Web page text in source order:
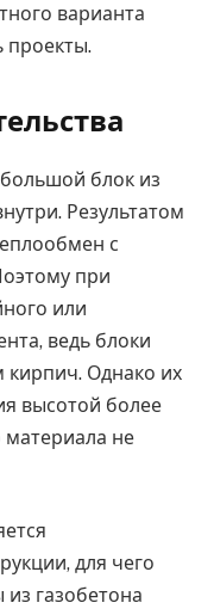
варианта
проекты.
блок из
Результатом
с
при
или
ведь блоки
кирпич. Однако их
высотой более
материала не
для чего
газобетона